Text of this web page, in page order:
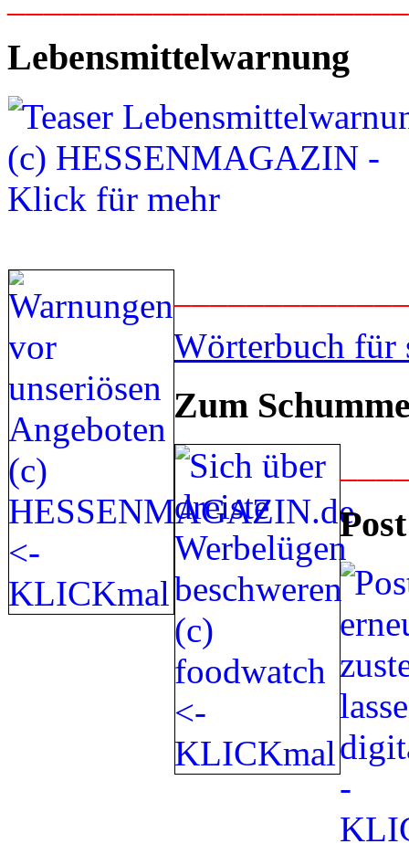
Lebensmittelwarnung
Wörterbuch
Zum